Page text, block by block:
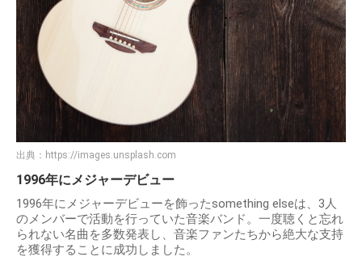
出典： https://images.unsplash.com
1996年にメジャーデビュー
1996年にメジャーデビューを飾ったsomething elseは、3人
のメンバーで活動を行っていた音楽バンド。一度聴くと忘れ
られない名曲を多数発表し、音楽ファンたちから絶大な支持
を獲得することに成功しました。